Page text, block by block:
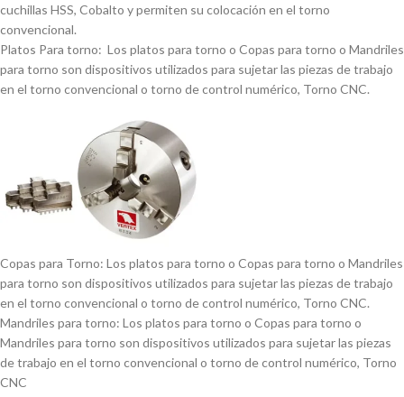
cuchillas HSS, Cobalto y permiten su colocación en el torno
convencional.
Platos Para torno: Los platos para torno o Copas para torno o Mandriles
para torno son dispositivos utilizados para sujetar las piezas de trabajo
en el torno convencional o torno de control numérico, Torno CNC.
Copas para Torno: Los platos para torno o Copas para torno o Mandriles
para torno son dispositivos utilizados para sujetar las piezas de trabajo
en el torno convencional o torno de control numérico, Torno CNC.
Mandriles para torno: Los platos para torno o Copas para torno o
Mandriles para torno son dispositivos utilizados para sujetar las piezas
de trabajo en el torno convencional o torno de control numérico, Torno
CNC